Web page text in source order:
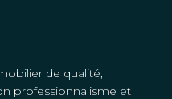
de qualité,
professionnalisme et